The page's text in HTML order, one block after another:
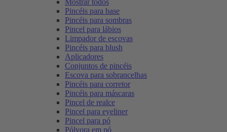
Mostrar todos
Pincéis para base
Pincéis para sombras
Pincel para lábios
Limpador de escovas
Pincéis para blush
Aplicadores
Conjuntos de pincéis
Escova para sobrancelhas
Pincéis para corretor
Pincéis para máscaras
Pincel de realce
Pincel para eyeliner
Pincel para pó
Pólvora em pó